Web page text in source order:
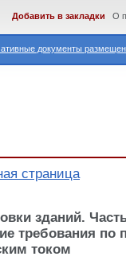
документы
Добавить в закладки О
страница
зданий.
требования по
током